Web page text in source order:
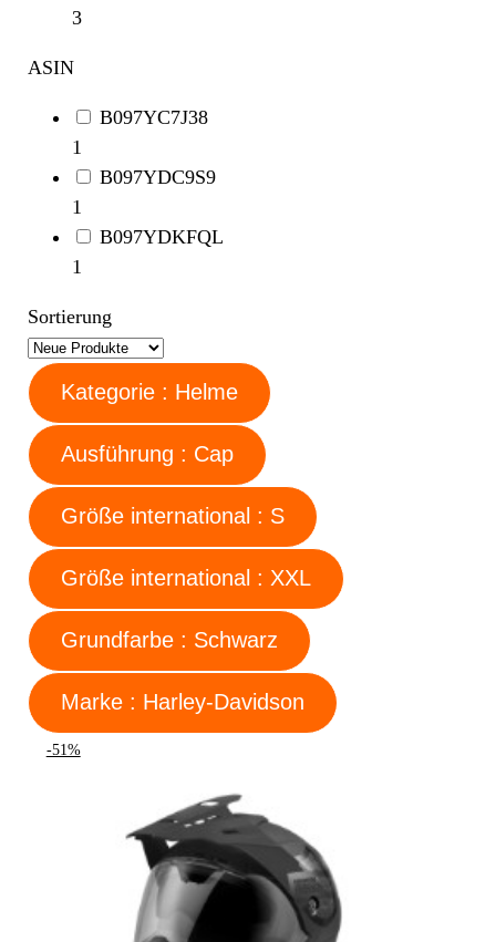
3
ASIN
B097YC7J38
1
B097YDC9S9
1
B097YDKFQL
1
Sortierung
Kategorie : Helme
Ausführung : Cap
Größe international : S
Größe international : XXL
Grundfarbe : Schwarz
Marke : Harley-Davidson
-51%